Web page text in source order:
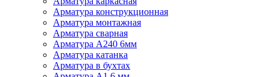
Арматура конструкционная
Арматура монтажная
Арматура сварная
Арматура А240 6мм
Арматура катанка
Арматура в бухтах